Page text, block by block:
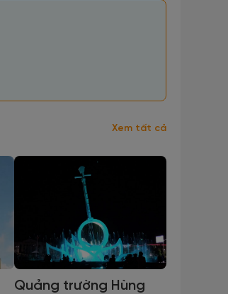
Xem tất cả
Quảng trường Hùng